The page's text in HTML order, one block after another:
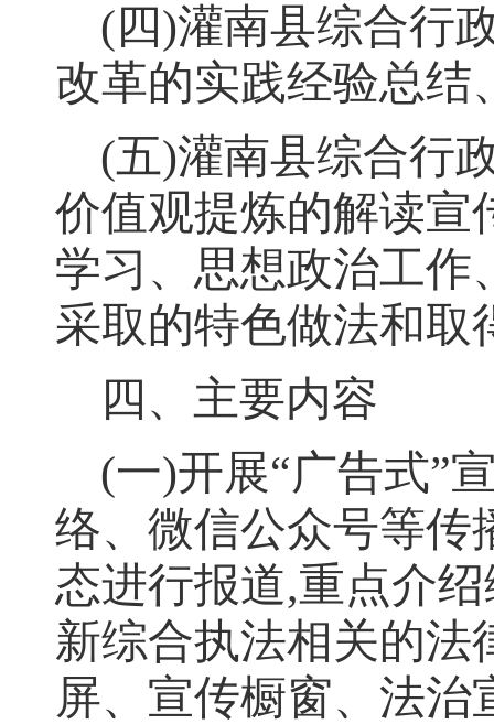
(四)灌南县综合行
改革的实践经验总结
(五)灌南县综合行
价值观提炼的解读宣
学习、思想政治工作
采取的特色做法和取
四、主要内容
(一)开展“广告式”
络、微信公众号等传
态进行报道,重点介
新综合执法相关的法
屏、宣传橱窗、法